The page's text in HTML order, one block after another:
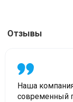
Отзывы
Наша
современный